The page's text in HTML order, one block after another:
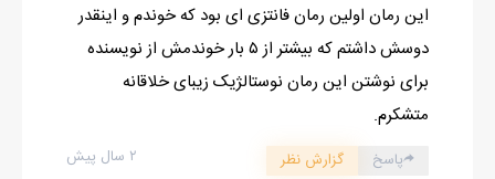
این رمان اولین رمان فانتزی ای بود که خوندم و اینقدر
دوسش داشتم که بیشتر از ۵ بار خوندمش از نویسنده
برای نوشتن این رمان نوستالژیک زیبای خلاقانه
متشکرم.
۲ سال پیش پاسخ گزارش نظر